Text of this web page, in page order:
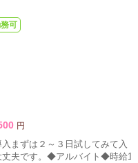
可
円
まずは２～３日試してみて入
夫です。◆アルバイト◆時給1,